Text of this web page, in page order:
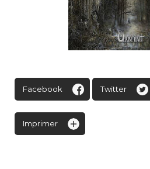
Facebook Twitter
Imprimer